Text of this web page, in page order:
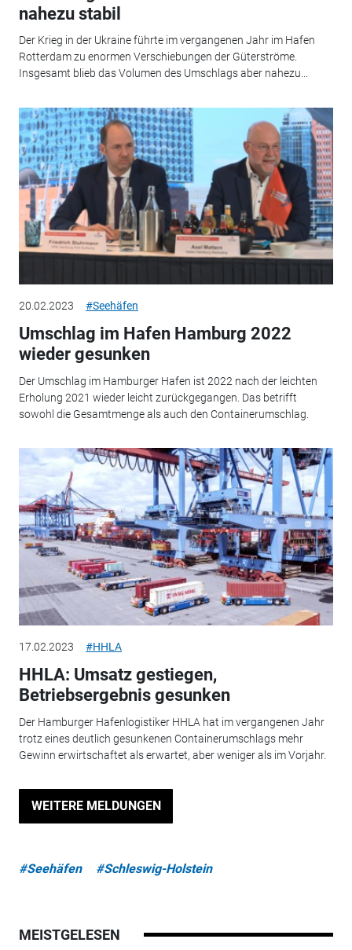
nahezu stabil
Der Krieg in der Ukraine führte im vergangenen Jahr im Hafen
Rotterdam zu enormen Verschiebungen der Güterströme.
Insgesamt blieb das Volumen des Umschlags aber nahezu...
20.02.2023 #Seehäfen
Umschlag im Hafen Hamburg 2022
wieder gesunken
Der Umschlag im Hamburger Hafen ist 2022 nach der leichten
Erholung 2021 wieder leicht zurückgegangen. Das betrifft
sowohl die Gesamtmenge als auch den Containerumschlag.
17.02.2023 #HHLA
HHLA: Umsatz gestiegen,
Betriebsergebnis gesunken
Der Hamburger Hafenlogistiker HHLA hat im vergangenen Jahr
trotz eines deutlich gesunkenen Containerumschlags mehr
Gewinn erwirtschaftet als erwartet, aber weniger als im Vorjahr.
WEITERE MELDUNGEN
#Seehäfen #Schleswig-Holstein
MEISTGELESEN